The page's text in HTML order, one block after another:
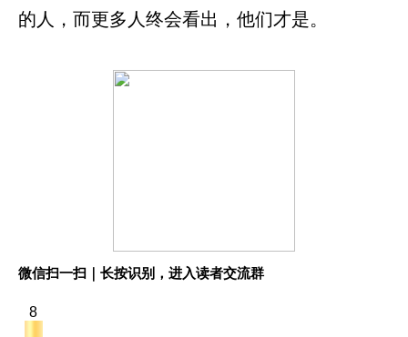
的人，而更多人终会看出，他们才是。
微信扫一扫｜长按识别，进入读者交流群
8